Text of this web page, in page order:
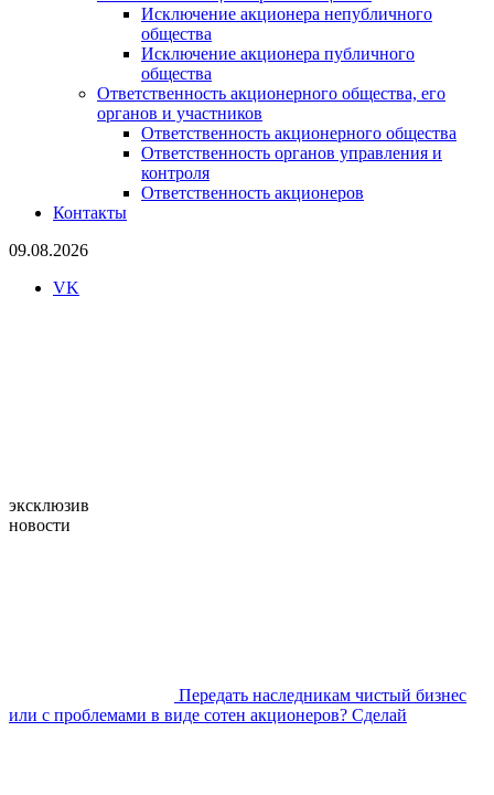
Исключение акционера непубличного
общества
Исключение акционера публичного
общества
Ответственность акционерного общества, его
органов и участников
Ответственность акционерного общества
Ответственность органов управления и
контроля
Ответственность акционеров
Контакты
09.08.2026
VK
эксклюзив
новости
Передать наследникам чистый бизнес
или с проблемами в виде сотен акционеров? Сделай